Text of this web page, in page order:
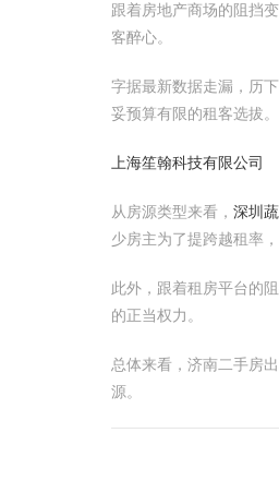
跟着房地产商场的阻挡
客醉心。
字据最新数据走漏，历
妥预算有限的租客选拔。
上海笙翰科技有限公司
从房源类型来看， 深圳
少房主为了提跨越租率，
此外，跟着租房平台的
的正当权力。
总体来看，济南二手房
源。